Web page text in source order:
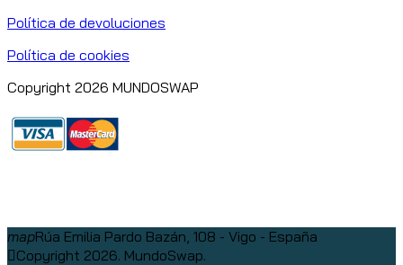
Política de devoluciones
Política de cookies
Copyright 2026 MUNDOSWAP
mapRúa Emilia Pardo Bazán, 108 - Vigo - España
Copyright 2026. MundoSwap.